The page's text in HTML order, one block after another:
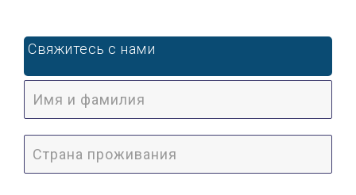
Свяжитесь с нами